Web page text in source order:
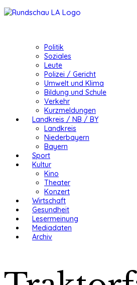
Politik
Soziales
Leute
Polizei / Gericht
Umwelt und Klima
Bildung und Schule
Verkehr
Kurzmeldungen
Landkreis / NB / BY
Landkreis
Niederbayern
Bayern
Sport
Kultur
Kino
Theater
Konzert
Wirtschaft
Gesundheit
Lesermeinung
Mediadaten
Archiv